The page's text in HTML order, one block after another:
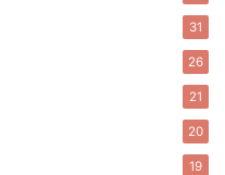
31
26
21
20
19